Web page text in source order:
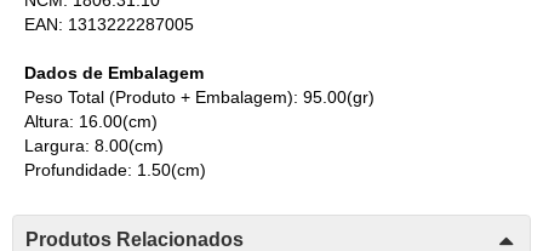
EAN: 1313222287005
Dados de Embalagem
Peso Total (Produto + Embalagem): 95.00(gr)
Altura: 16.00(cm)
Largura: 8.00(cm)
Profundidade: 1.50(cm)
Produtos Relacionados